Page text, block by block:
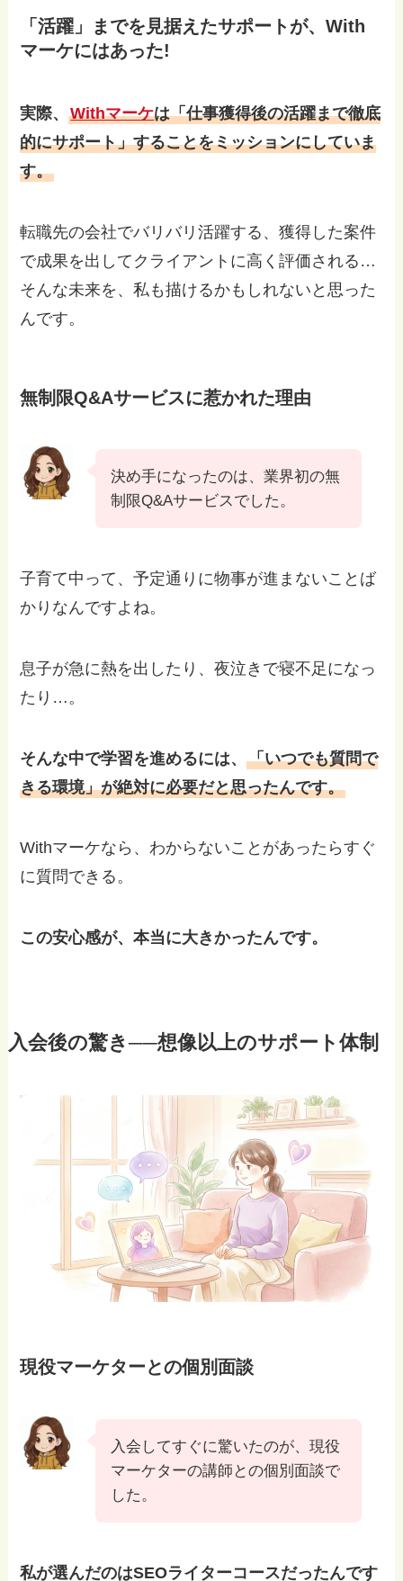
「活躍」までを見据えたサポートが、With
マーケにはあった!
実際、Withマーケは「仕事獲得後の活躍まで徹底
的にサポート」することをミッションにしていま
す。
転職先の会社でバリバリ活躍する、獲得した案件
で成果を出してクライアントに高く評価される…
そんな未来を、私も描けるかもしれないと思った
んです。
無制限Q&Aサービスに惹かれた理由
決め手になったのは、業界初の無
制限Q&Aサービスでした。
子育て中って、予定通りに物事が進まないことば
かりなんですよね。
息子が急に熱を出したり、夜泣きで寝不足になっ
たり…。
そんな中で学習を進めるには、「いつでも質問で
きる環境」が絶対に必要だと思ったんです。
Withマーケなら、わからないことがあったらすぐ
に質問できる。
この安心感が、本当に大きかったんです。
入会後の驚き──想像以上のサポート体制
現役マーケターとの個別面談
入会してすぐに驚いたのが、現役
マーケターの講師との個別面談で
した。
私が選んだのはSEOライターコースだったんです